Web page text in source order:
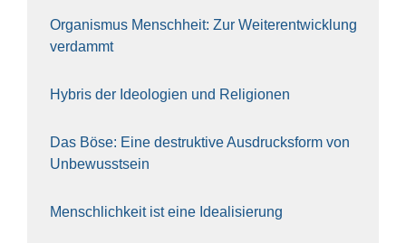
Orga­nis­mus Mensch­heit: Zur Wei­ter­ent­wick­lung
ver­dammt
Hybris der Ideo­lo­gien und Reli­gio­nen
Das Böse: Eine destruk­ti­ve Aus­drucks­form von
Unbe­wusst­sein
Mensch­lich­keit ist eine Idea­li­sie­rung